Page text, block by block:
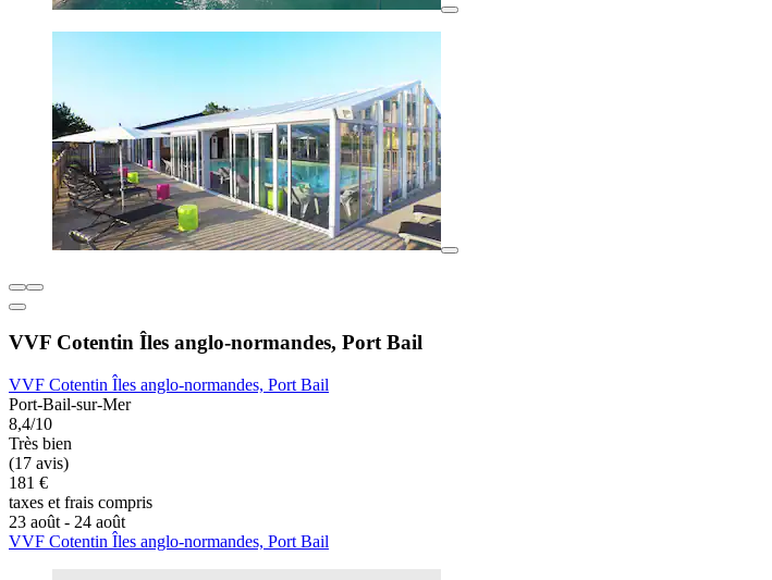
VVF Cotentin Îles anglo-normandes, Port Bail
VVF Cotentin Îles anglo-normandes, Port Bail
Port-Bail-sur-Mer
8,4/10
Très bien
(17 avis)
181 €
taxes et frais compris
23 août - 24 août
VVF Cotentin Îles anglo-normandes, Port Bail